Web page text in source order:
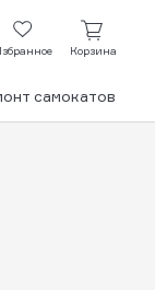
Корзина
самокатов